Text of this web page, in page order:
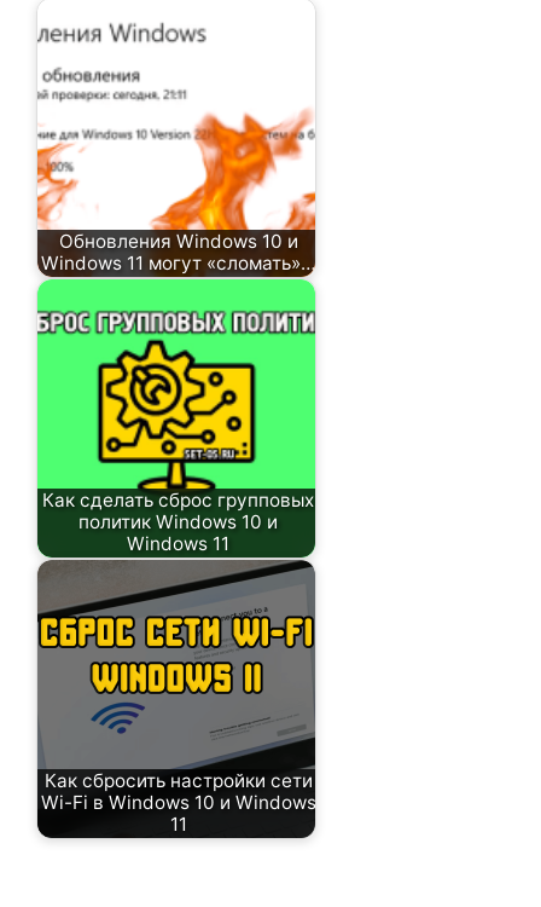
Обновления Windows 10 и
Windows 11 могут «сломать»…
Как сделать сброс групповых
политик Windows 10 и
Windows 11
Как сбросить настройки сети
Wi-Fi в Windows 10 и Windows
11